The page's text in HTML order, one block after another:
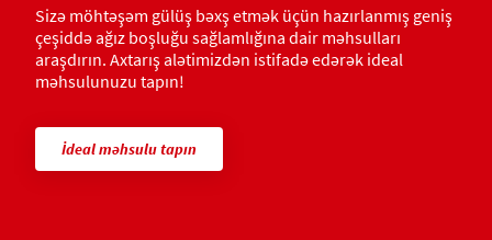
Sizə möhtəşəm gülüş bəxş etmək üçün hazırlanmış geniş
çeşiddə ağız boşluğu sağlamlığına dair məhsulları
araşdırın. Axtarış alətimizdən istifadə edərək ideal
məhsulunuzu tapın!
İdeal məhsulu tapın